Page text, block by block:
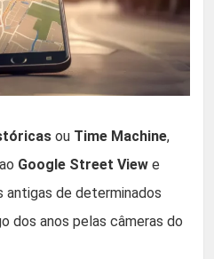
ou Time Machine,
Google Street View e
antigas de determinados
dos anos pelas câmeras do